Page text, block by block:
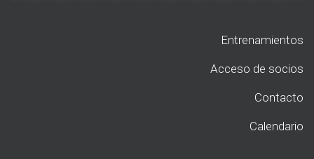
Entrenamientos
Acceso de socios
Contacto
Calendario